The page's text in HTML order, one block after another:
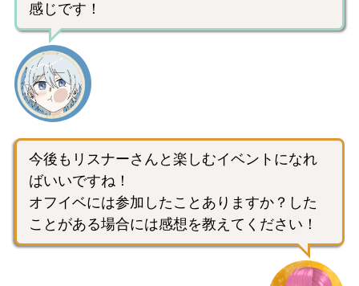
感じです！
今後もリスナーさんと楽しむイベントになれ
ばいいですね！
オフイベには参加したことありますか？した
ことがある場合には感想を教えてください！